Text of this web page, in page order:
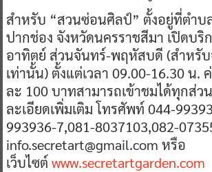
สำหรับ “สวนซ่อนศิลป์” ตั้งอยู่ที่ตำบ
ปากช่อง จังหวัดนครราชสีมา เปิดบริ
อาทิตย์ ส่วนจันทร์-พฤหัสบดี (สำหรับ
เท่านั้น) ตั้งแต่เวลา 09.00-16.30 น.
ละ 100 บาทสามารถเข้าชมได้ทุกส่ว
ละเอียดเพิ่มเติม โทรศัพท์ 044-
993936-7,081-8037103,082-
info.secretart@gmail.com หรือ
เว็บไซต์ www.secretartgarden.com